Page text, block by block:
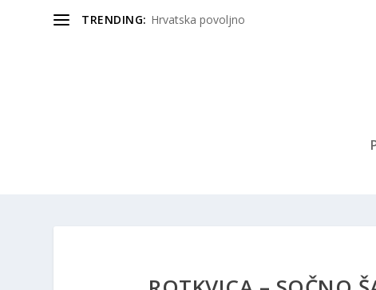
TRENDING: Hrvatska povoljno